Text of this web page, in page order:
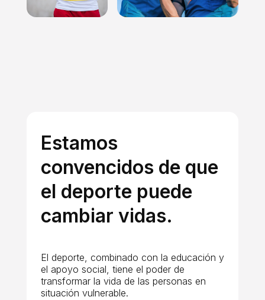
Estamos
convencidos de que
el deporte puede
cambiar vidas.
El deporte, combinado con la educación y
el apoyo social, tiene el poder de
transformar la vida de las personas en
situación vulnerable.